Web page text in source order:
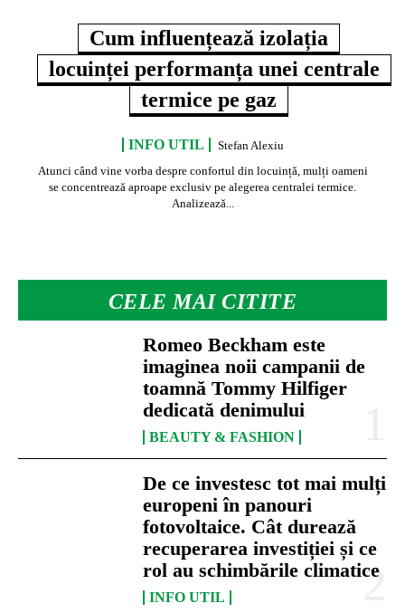
Cum influențează izolația
locuinței performanța unei centrale
termice pe gaz
INFO UTIL
Stefan Alexiu
Atunci când vine vorba despre confortul din locuință, mulți oameni
se concentrează aproape exclusiv pe alegerea centralei termice.
Analizează...
CELE MAI CITITE
Romeo Beckham este
imaginea noii campanii de
toamnă Tommy Hilfiger
dedicată denimului
BEAUTY & FASHION
De ce investesc tot mai mulți
europeni în panouri
fotovoltaice. Cât durează
recuperarea investiției și ce
rol au schimbările climatice
INFO UTIL